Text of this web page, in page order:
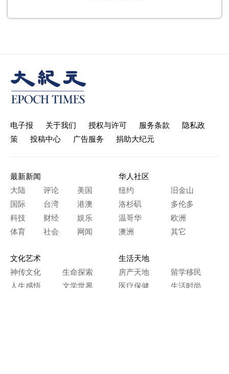
电子报 关于我们 授权与许可 服务条款
隐私政
策
投稿中心 广告服务 捐助大纪元
最新新闻
大陆
评论
美国
国际
台湾
港澳
科技
财经
娱乐
体育
社会 网闻
华人社区
纽约
旧金山
洛杉矶
多伦多
温哥华
欧洲
澳洲
其它
文化艺术
神传文化
生命探索
人生感悟
文学世界
生活天地
房产天地
留学移民
医疗保健
生活时尚